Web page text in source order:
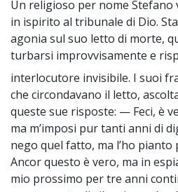
Un religioso per nome
in ispirito al tribunale di Dio.
agonia sul suo letto di morte,
turbarsi improvvisamente e
interlocutore invisibile. I suoi
che circondavano il letto,
queste sue risposte: — Feci, è
ma m’imposi pur tanti anni di
nego quel fatto, ma l’ho
Ancor questo è vero, ma in
mio prossimo per tre anni